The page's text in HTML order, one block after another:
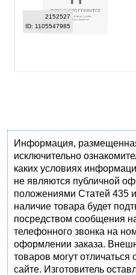
2152527
ID: 1105547985
Информация,
исключительно
каких условиях
не являются публичной
положениями Статей 435
наличие товара будет
посредством сообщения
телефонного звонка на
оформлении заказа.
товаров могут
сайте. Изготовитель